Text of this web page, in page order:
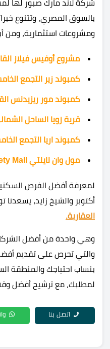
شركة لاند مارك صبور لها
بالسوق المصري، وتتنوع
ومشروعات استثمارية، ومن
مشروع أوفيس فيلاز
كمبوند زير التجمع
كمبوند مور ريزيدنس
قرية زويا الساحل
كمبوند اريا التجمع
مول وان ناينتي One Ninety Mall
أكتوبر والشيخ زايد،
العقارية.
وهي واحدة من أفضل
والتي تحرص على تقديم
بنساب احتياجك والمنطقة
لمطلبك، مع ترشيح أفضل
اتصل بنا